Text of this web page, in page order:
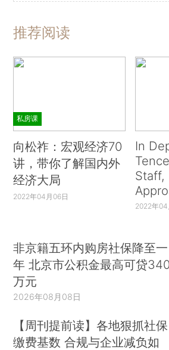
推荐阅读
私房课
向松祚：宏观经济70
讲，带你了解国内外
经济大局
2022年04月06日
In
Staff,
2022年04
非京籍五环内购房社保降至一
年 北京市公积金最高可贷340
万元
2026年08月08日
【周刊提前读】各地狠抓社保
缴费基数 合规与企业减负如